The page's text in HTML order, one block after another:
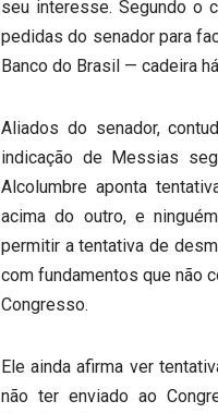
seu interesse. Segundo o
pedidas do senador para
Banco do Brasil — cadeira
Aliados do senador,
indicação de Messias
Alcolumbre aponta
acima do outro, e
permitir a tentativa de
com fundamentos que não
Congresso.
Ele ainda afirma ver
não ter enviado ao